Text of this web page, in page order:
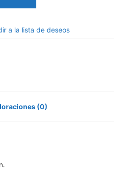
a la lista de deseos
(0)